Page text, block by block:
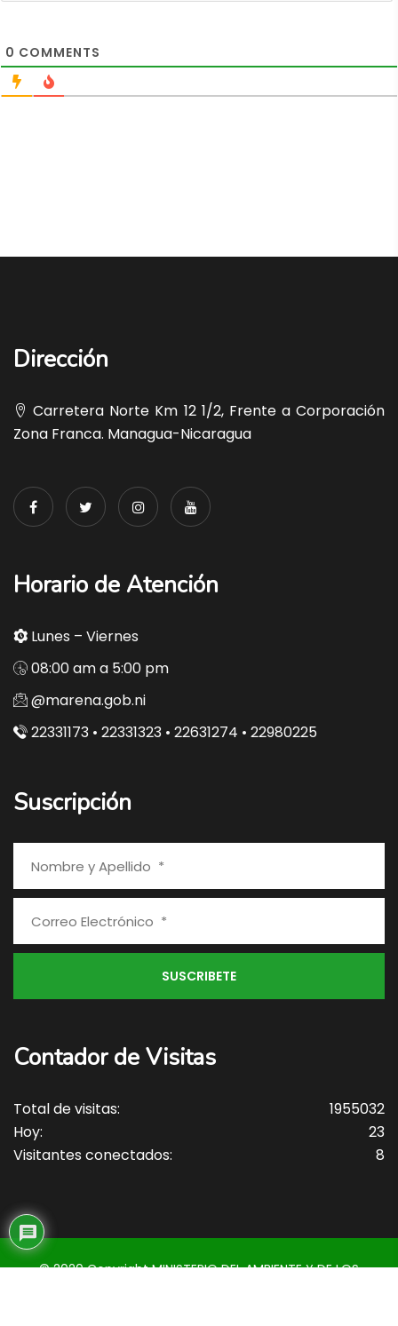
0 COMMENTS
Dirección
Carretera Norte Km 12 1/2, Frente a Corporación
Zona Franca. Managua-Nicaragua
Horario de Atención
Lunes – Viernes
08:00 am a 5:00 pm
@marena.gob.ni
22331173 • 22331323 • 22631274 • 22980225
Suscripción
Contador de Visitas
1955032
Total de visitas:
23
Hoy:
8
Visitantes conectados:
© 2020 Copyright MINISTERIO DEL AMBIENTE Y DE LOS